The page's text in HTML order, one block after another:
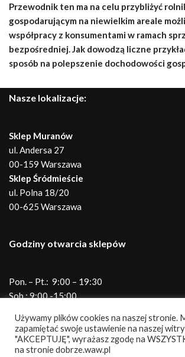
Przewodnik ten ma na celu przybliżyć
gospodarującym na niewielkim areale
współpracy z konsumentami w ramach
bezpośredniej. Jak dowodzą liczne
sposób na polepszenie dochodowości
Nasze lokalizacje:
Sklep Muranów
ul. Andersa 27
00-159 Warszawa
Sklep Śródmieście
ul. Polna 18/20
00-625 Warszawa
Godziny otwarcia sklepów
Pon. – Pt.: 9:00 – 19:30
Sob.: 9:00 -15:00
Telefony do sklepów
Andersa
Używamy plików cookies na naszej stronie.
zapamiętać swoje ustawienie na naszej
"AKCEPTUJĘ", wyrażasz zgodę na
na stronie dobrze.waw.pl